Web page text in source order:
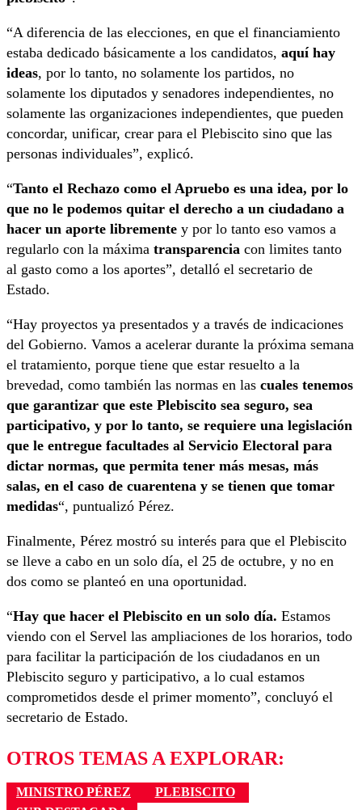
“A diferencia de las elecciones, en que el financiamiento
estaba dedicado básicamente a los candidatos, aquí hay
ideas, por lo tanto, no solamente los partidos, no
solamente los diputados y senadores independientes, no
solamente las organizaciones independientes, que pueden
concordar, unificar, crear para el Plebiscito sino que las
personas individuales”, explicó.
“Tanto el Rechazo como el Apruebo es una idea, por lo
que no le podemos quitar el derecho a un ciudadano a
hacer un aporte libremente y por lo tanto eso vamos a
regularlo con la máxima transparencia con limites tanto
al gasto como a los aportes”, detalló el secretario de
Estado.
“Hay proyectos ya presentados y a través de indicaciones
del Gobierno. Vamos a acelerar durante la próxima semana
el tratamiento, porque tiene que estar resuelto a la
brevedad, como también las normas en las cuales tenemos
que garantizar que este Plebiscito sea seguro, sea
participativo, y por lo tanto, se requiere una legislación
que le entregue facultades al Servicio Electoral para
dictar normas, que permita tener más mesas, más
salas, en el caso de cuarentena y se tienen que tomar
medidas“, puntualizó Pérez.
Finalmente, Pérez mostró su interés para que el Plebiscito
se lleve a cabo en un solo día, el 25 de octubre, y no en
dos como se planteó en una oportunidad.
“Hay que hacer el Plebiscito en un solo día. Estamos
viendo con el Servel las ampliaciones de los horarios, todo
para facilitar la participación de los ciudadanos en un
Plebiscito seguro y participativo, a lo cual estamos
comprometidos desde el primer momento”, concluyó el
secretario de Estado.
OTROS TEMAS A EXPLORAR:
MINISTRO PÉREZ
PLEBISCITO